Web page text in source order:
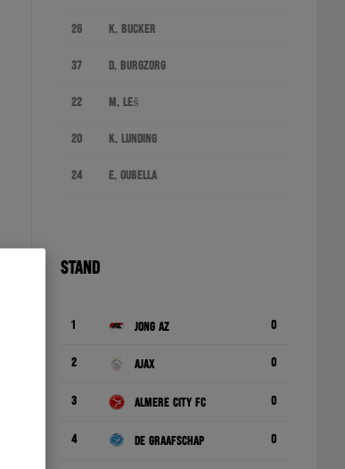
26 K. Bucker
37 D. Burgzorg
22 M. Leš
20 K. Lunding
24 E. Oubella
STAND
1 Jong AZ 0
2 Ajax 0
3 Almere City FC 0
4 De Graafschap 0